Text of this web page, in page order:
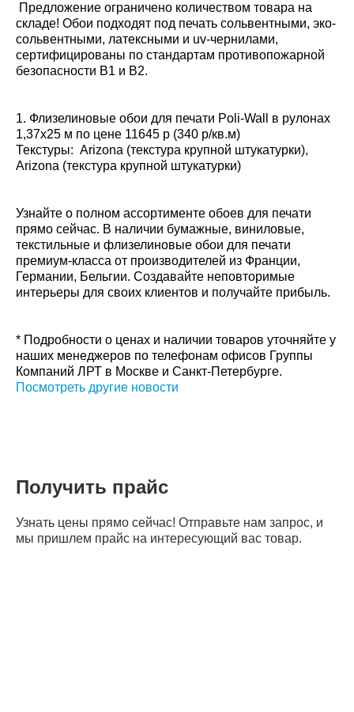
Предложение ограничено количеством товара на
складе! Обои подходят под печать сольвентными, эко-
сольвентными, латексными и uv-чернилами,
сертифицированы по стандартам противопожарной
безопасности B1 и B2.
1. Флизелиновые обои для печати Poli-Wall в рулонах
1,37х25 м по цене 11645 р (340 р/кв.м)
Текстуры: Arizona (текстура крупной штукатурки),
Arizona (текстура крупной штукатурки)
Узнайте о полном ассортименте обоев для печати
прямо сейчас. В наличии бумажные, виниловые,
текстильные и флизелиновые обои для печати
премиум-класса от производителей из Франции,
Германии, Бельгии. Создавайте неповторимые
интерьеры для своих клиентов и получайте прибыль.
* Подробности о ценах и наличии товаров уточняйте у
наших менеджеров по телефонам офисов Группы
Компаний ЛРТ в Москве и Санкт-Петербурге.
Посмотреть другие новости
Получить прайс
Узнать цены прямо сейчас! Отправьте нам запрос, и
мы пришлем прайс на интересующий вас товар.